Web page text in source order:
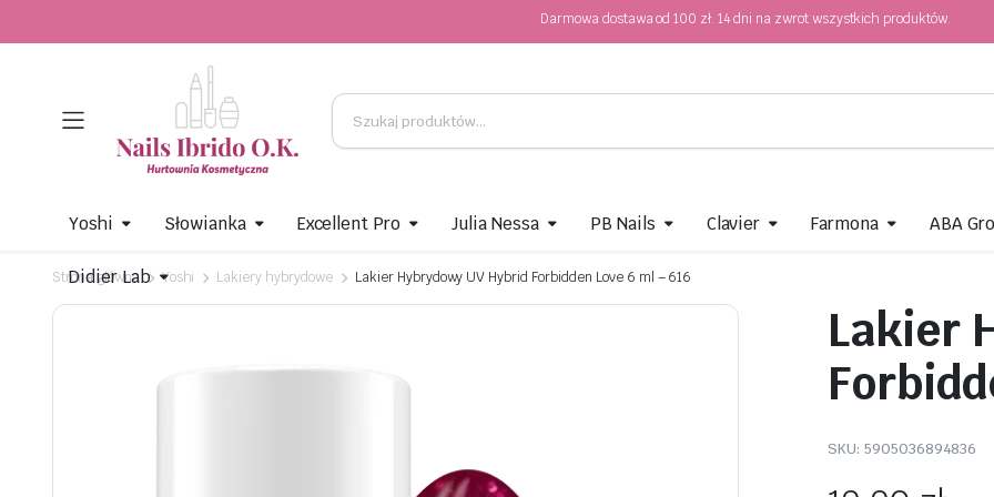
Darmowa dostawa od 100 zł. 14 dni na zwrot wszystkich produktów.
Yoshi Słowianka Excellent Pro Julia Nessa PB Nails Clavier Farmona ABA
Didier Lab
Strona główna Yoshi Lakiery hybrydowe Lakier Hybrydowy UV Hybrid Forbidden Love 6 ml – 616
Lakier
SKU: 5905036894836